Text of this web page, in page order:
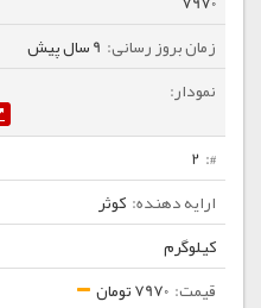
9 سال پیش
2
کوثر
کیلوگرم
7970 تومان